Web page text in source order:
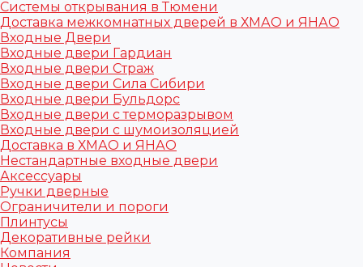
Системы открывания в Тюмени
Доставка межкомнатных дверей в ХМАО и ЯНАО
Входные Двери
Входные двери Гардиан
Входные двери Страж
Входные двери Сила Сибири
Входные двери Бульдорс
Входные двери с терморазрывом
Входные двери с шумоизоляцией
Доставка в ХМАО и ЯНАО
Нестандартные входные двери
Аксессуары
Ручки дверные
Ограничители и пороги
Плинтусы
Декоративные рейки
Компания